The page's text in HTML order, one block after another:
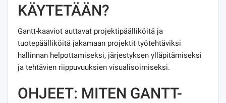
KÄYTETÄÄN?
Gantt-kaaviot auttavat projektipäälliköitä ja
tuotepäälliköitä jakamaan projektit työtehtäviksi
hallinnan helpottamiseksi, järjestyksen ylläpitämiseksi
ja tehtävien riippuvuuksien visualisoimiseksi.
OHJEET: MITEN GANTT-